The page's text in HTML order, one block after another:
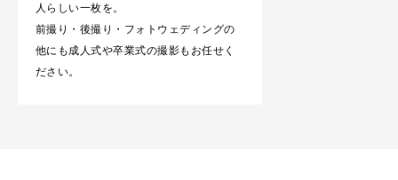
人らしい一枚を。
前撮り・後撮り・フォトウェディングの
他にも成人式や卒業式の撮影もお任せく
ださい。